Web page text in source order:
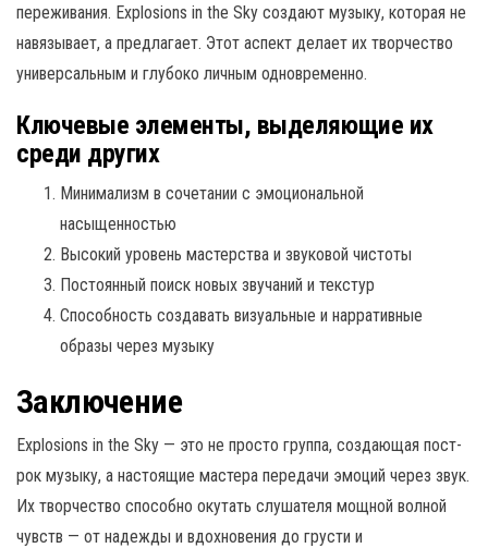
переживания. Explosions in the Sky создают музыку, которая не
навязывает, а предлагает. Этот аспект делает их творчество
универсальным и глубоко личным одновременно.
Ключевые элементы, выделяющие их
среди других
Минимализм в сочетании с эмоциональной
насыщенностью
Высокий уровень мастерства и звуковой чистоты
Постоянный поиск новых звучаний и текстур
Способность создавать визуальные и нарративные
образы через музыку
Заключение
Explosions in the Sky — это не просто группа, создающая пост-
рок музыку, а настоящие мастера передачи эмоций через звук.
Их творчество способно окутать слушателя мощной волной
чувств — от надежды и вдохновения до грусти и